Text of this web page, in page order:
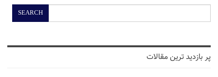
SEARCH
پر بازدید ترین مقالات